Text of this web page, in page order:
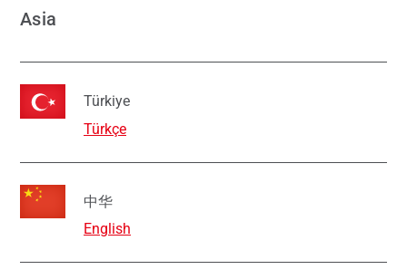
Asia
Türkiye
Türkçe
中华
English